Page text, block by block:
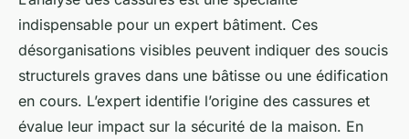
indispensable pour un expert bâtiment. Ces
désorganisations visibles peuvent indiquer des soucis
structurels graves dans une bâtisse ou une édification
en cours. L’expert identifie l’origine des cassures et
évalue leur impact sur la sécurité de la maison. En